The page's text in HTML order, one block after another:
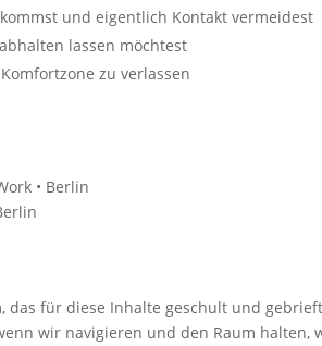
und eigentlich Kontakt vermeidest
lassen möchtest
zu verlassen
• Berlin
das für diese Inhalte geschult und
wir navigieren und den Raum